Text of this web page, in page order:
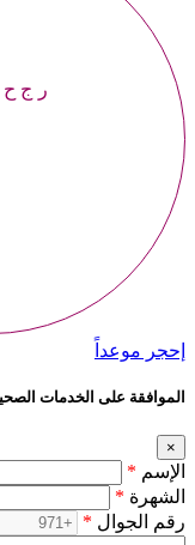
إحجر
إحجر موعداً
الموافقة على الخدمات
×
الإسم *
الشهرة *
رقم الجوال *